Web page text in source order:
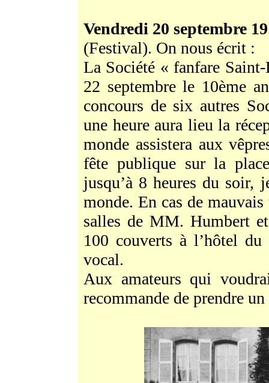
Vendredi 20 septembre
(Festival). On nous écrit :
La Société « fanfare
22 septembre le 10ème
concours de six autres
une heure aura lieu la
monde assistera aux
fête publique sur la
jusqu’à 8 heures du soir,
monde. En cas de
salles de MM. Humbert
100 couverts à l’hôtel
vocal.
Aux amateurs qui
recommande de prendre